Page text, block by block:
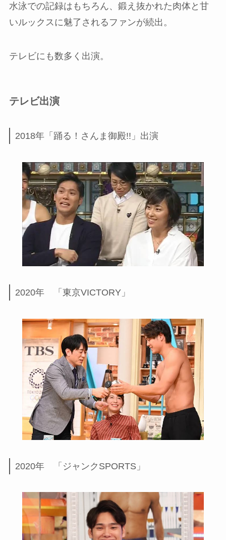
水泳での記録はもちろん、鍛え抜かれた肉体と甘
いルックスに魅了されるファンが続出。
テレビにも数多く出演。
テレビ出演
2018年「踊る！さんま御殿!!」出演
2020年 「東京VICTORY」
2020年 「ジャンクSPORTS」